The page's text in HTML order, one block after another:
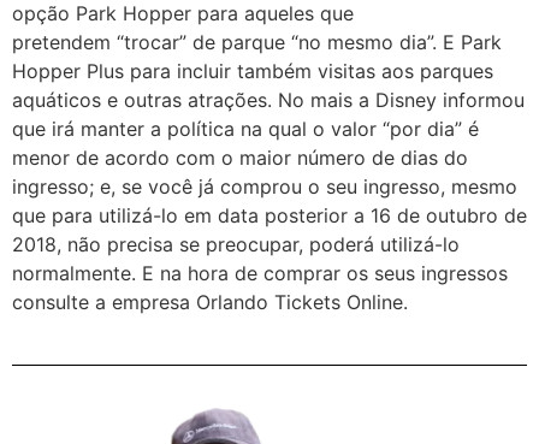
opção Park Hopper para aqueles que
pretendem “trocar” de parque “no mesmo dia”. E Park
Hopper Plus para incluir também visitas aos parques
aquáticos e outras atrações. No mais a Disney informou
que irá manter a política na qual o valor “por dia” é
menor de acordo com o maior número de dias do
ingresso; e, se você já comprou o seu ingresso, mesmo
que para utilizá-lo em data posterior a 16 de outubro de
2018, não precisa se preocupar, poderá utilizá-lo
normalmente. E na hora de comprar os seus ingressos
consulte a empresa Orlando Tickets Online.